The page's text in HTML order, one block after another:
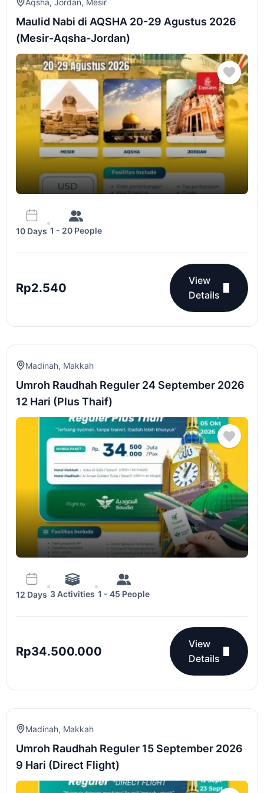
Aqsha, Jordan, Mesir
Maulid Nabi di AQSHA 20-29 Agustus 2026
(Mesir-Aqsha-Jordan)
10 Days 1 - 20 People
Rp2.540
View
Details
Madinah, Makkah
Umroh Raudhah Reguler 24 September 2026
12 Hari (Plus Thaif)
12 Days 3 Activities 1 - 45 People
Rp34.500.000
View
Details
Madinah, Makkah
Umroh Raudhah Reguler 15 September 2026
9 Hari (Direct Flight)